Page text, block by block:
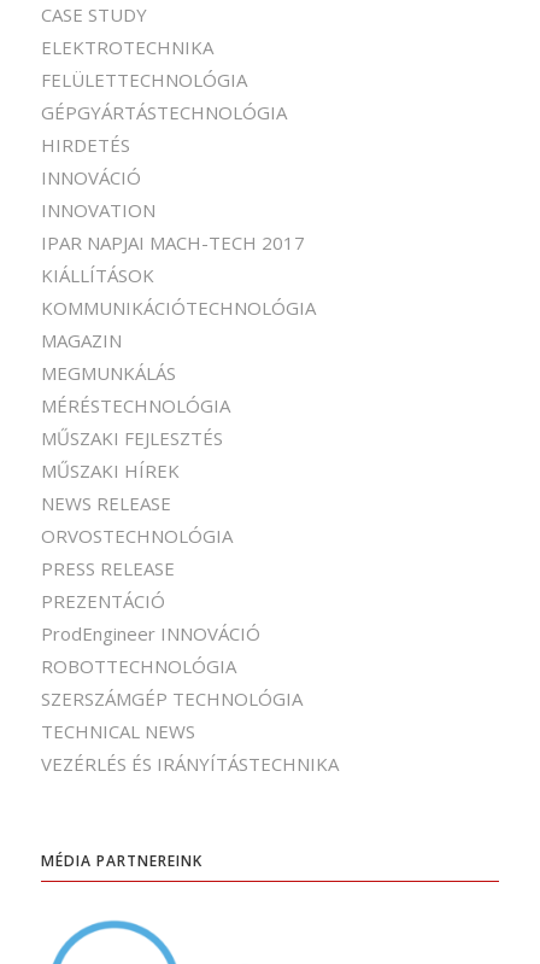
CASE STUDY
ELEKTROTECHNIKA
FELÜLETTECHNOLÓGIA
GÉPGYÁRTÁSTECHNOLÓGIA
HIRDETÉS
INNOVÁCIÓ
INNOVATION
IPAR NAPJAI MACH-TECH 2017
KIÁLLÍTÁSOK
KOMMUNIKÁCIÓTECHNOLÓGIA
MAGAZIN
MEGMUNKÁLÁS
MÉRÉSTECHNOLÓGIA
MŰSZAKI FEJLESZTÉS
MŰSZAKI HÍREK
NEWS RELEASE
ORVOSTECHNOLÓGIA
PRESS RELEASE
PREZENTÁCIÓ
ProdEngineer INNOVÁCIÓ
ROBOTTECHNOLÓGIA
SZERSZÁMGÉP TECHNOLÓGIA
TECHNICAL NEWS
VEZÉRLÉS ÉS IRÁNYÍTÁSTECHNIKA
MÉDIA PARTNEREINK